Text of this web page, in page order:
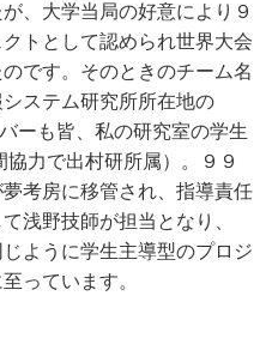
、大学当局の好意により９
トとして認められ世界大会
です。そのときのチーム名
ステム研究所所在地の
ーも皆、私の研究室の学生
力で出村研所属）。９９
考房に移管され、指導責任
浅野技師が担当となり、
ように学生主導型のプロジ
っています。